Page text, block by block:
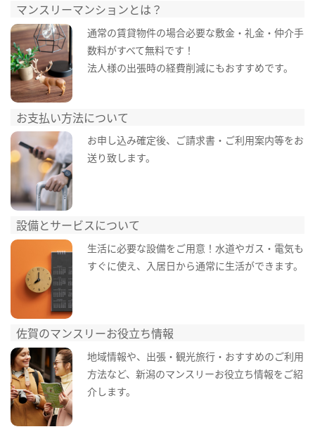
マンスリーマンションとは？
通常の賃貸物件の場合必要な敷金・礼金・仲介手
数料がすべて無料です！
法人様の出張時の経費削減にもおすすめです。
お支払い方法について
お申し込み確定後、ご請求書・ご利用案内等をお
送り致します。
設備とサービスについて
生活に必要な設備をご用意！水道やガス・電気も
すぐに使え、入居日から通常に生活ができます。
佐賀のマンスリーお役立ち情報
地域情報や、出張・観光旅行・おすすめのご利用
方法など、新潟のマンスリーお役立ち情報をご紹
介します。